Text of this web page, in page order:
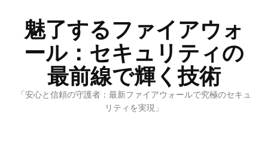
魅了するファイアウォ
ール：セキュリティの
最前線で輝く技術
「安心と信頼の守護者：最新ファイアウォールで究極のセキュ
リティを実現」